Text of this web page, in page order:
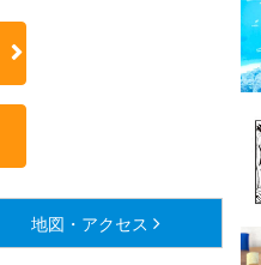
地図・アクセス